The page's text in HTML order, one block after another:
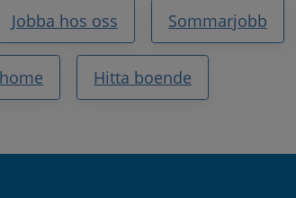
Jobba hos oss Sommarjobb
Hitta boende